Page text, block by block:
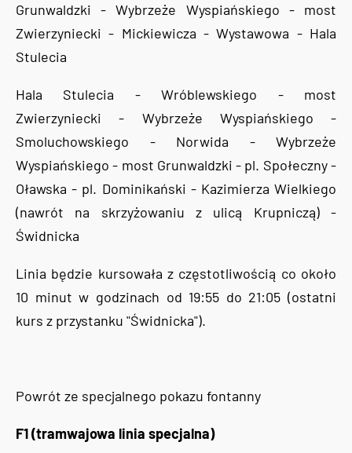
Grunwaldzki - Wybrzeże Wyspiańskiego - most
Zwierzyniecki - Mickiewicza - Wystawowa - Hala
Stulecia
Hala Stulecia - Wróblewskiego - most
Zwierzyniecki - Wybrzeże Wyspiańskiego -
Smoluchowskiego - Norwida - Wybrzeże
Wyspiańskiego - most Grunwaldzki - pl. Społeczny -
Oławska - pl. Dominikański - Kazimierza Wielkiego
(nawrót na skrzyżowaniu z ulicą Krupniczą) -
Świdnicka
Linia będzie kursowała z częstotliwością co około
10 minut w godzinach od 19:55 do 21:05 (ostatni
kurs z przystanku "Świdnicka").
Powrót ze specjalnego pokazu fontanny
F1 (tramwajowa linia specjalna)